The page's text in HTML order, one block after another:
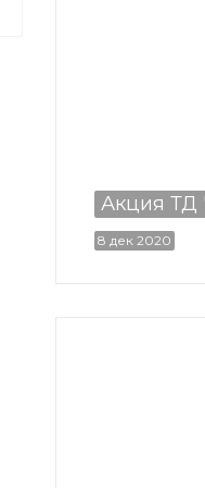
Акция ТД
8 дек 2020